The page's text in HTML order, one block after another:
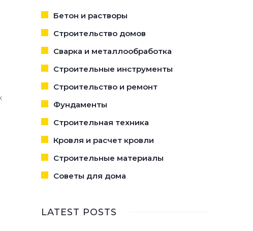
Бетон и растворы
Строительство домов
Сварка и металлообработка
Строительные инструменты
Строительство и ремонт
Фундаменты
Строительная техника
Кровля и расчет кровли
Строительные материалы
Советы для дома
LATEST POSTS